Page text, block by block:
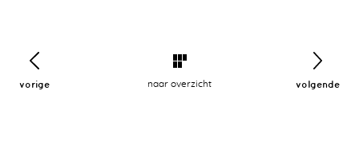
vorige naar overzicht volgende